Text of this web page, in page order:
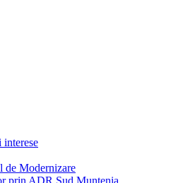
interese
de Modernizare
prin ADR Sud Muntenia